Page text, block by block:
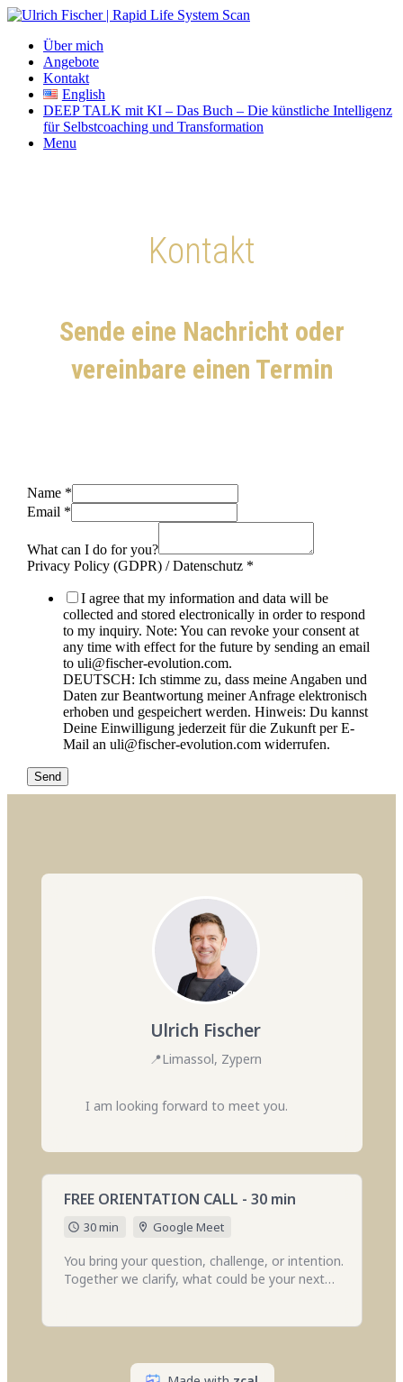
Über mich
Angebote
Kontakt
English
DEEP TALK mit KI – Das Buch – Die künstliche Intelligenz
für Selbstcoaching und Transformation
Menu
Kontakt
Sende eine Nachricht oder
vereinbare einen Termin
Name *
Email *
What can I do for you?
Privacy Policy (GDPR) / Datenschutz *
I agree that my information and data will be
collected and stored electronically in order to respond
to my inquiry. Note: You can revoke your consent at
any time with effect for the future by sending an email
to uli@fischer-evolution.com.
DEUTSCH: Ich stimme zu, dass meine Angaben und
Daten zur Beantwortung meiner Anfrage elektronisch
erhoben und gespeichert werden. Hinweis: Du kannst
Deine Einwilligung jederzeit für die Zukunft per E-
Mail an uli@fischer-evolution.com widerrufen.
Send